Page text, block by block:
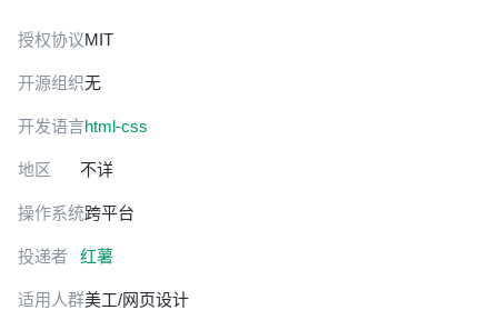
授权协议MIT
开源组织无
开发语言html-css
地区 不详
操作系统跨平台
投递者 红薯
适用人群美工/网页设计